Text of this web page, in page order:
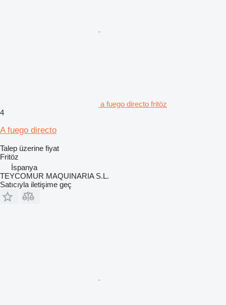
a fuego directo fritöz
4
A fuego directo
Talep üzerine fiyat
Fritöz
İspanya
TEYCOMUR MAQUINARIA S.L.
Satıcıyla iletişime geç